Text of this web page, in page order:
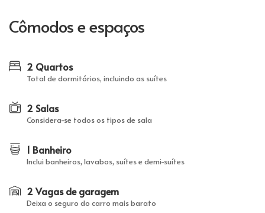
Cômodos e espaços
2 Quartos
Total de dormitórios, incluindo as suítes
2 Salas
Considera-se todos os tipos de sala
1 Banheiro
Inclui banheiros, lavabos, suítes e demi-suítes
2 Vagas de garagem
Deixa o seguro do carro mais barato